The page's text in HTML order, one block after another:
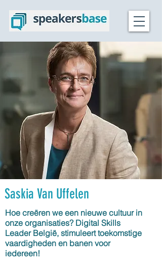
Saskia Van Uffelen
Hoe creëren we een nieuwe cultuur in
onze organisaties? Digital Skills
Leader België, stimuleert toekomstige
vaardigheden en banen voor
iedereen!